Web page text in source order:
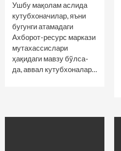
Ушбу мақолам аслида
кутубхоначилар, яъни
бугунги атамадаги
Ахборот-ресурс маркази
мутахассислари
ҳақидаги мавзу бўлса-
да, аввал кутубхоналар…